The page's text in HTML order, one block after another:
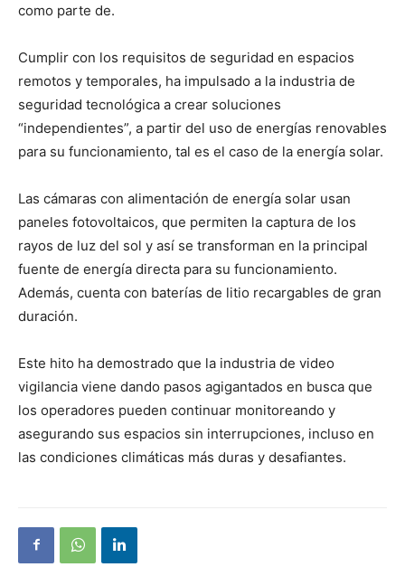
como parte de.
Cumplir con los requisitos de seguridad en espacios
remotos y temporales, ha impulsado a la industria de
seguridad tecnológica a crear soluciones
“independientes”, a partir del uso de energías renovables
para su funcionamiento, tal es el caso de la energía solar.
Las cámaras con alimentación de energía solar usan
paneles fotovoltaicos, que permiten la captura de los
rayos de luz del sol y así se transforman en la principal
fuente de energía directa para su funcionamiento.
Además, cuenta con baterías de litio recargables de gran
duración.
Este hito ha demostrado que la industria de video
vigilancia viene dando pasos agigantados en busca que
los operadores pueden continuar monitoreando y
asegurando sus espacios sin interrupciones, incluso en
las condiciones climáticas más duras y desafiantes.